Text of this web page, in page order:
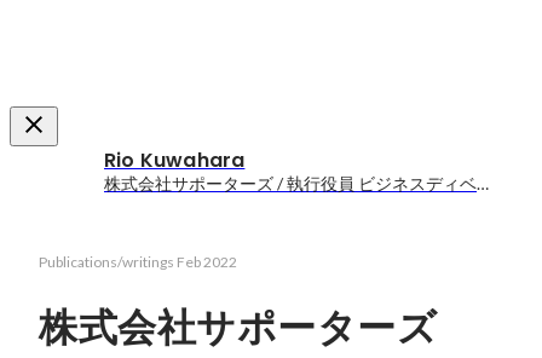
Rio Kuwahara
株式会社サポーターズ / 執行役員 ビジネスディベロップメント担当
Publications/writings Feb 2022
株式会社サポーターズ